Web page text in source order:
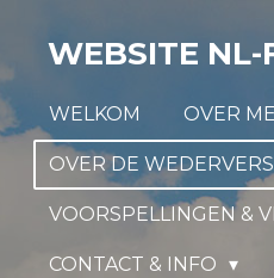
direct
de
hoofdinhoud
WEBSITE NL-
WELKOM OVER
OVER DE
VOORSPELLINGEN &
CONTACT & INFO